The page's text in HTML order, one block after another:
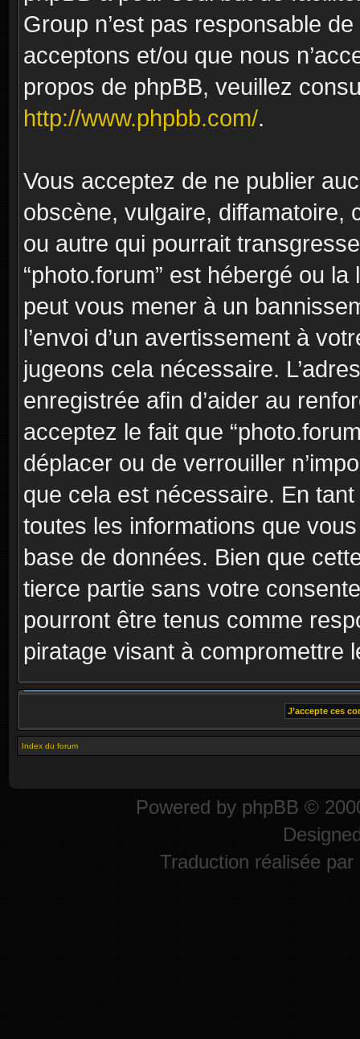
Group n’est pas responsable
acceptons et/ou que nous
propos de phpBB, veuillez
http://www.phpbb.com/.
Vous acceptez de ne publier
obscène, vulgaire, diffamatoire,
ou autre qui pourrait
“photo.forum” est hébergé ou
peut vous mener à un
l’envoi d’un avertissement à
jugeons cela nécessaire.
enregistrée afin d’aider au
acceptez le fait que
déplacer ou de verrouiller
que cela est nécessaire. En
toutes les informations que
base de données. Bien que
tierce partie sans votre
pourront être tenus comme
piratage visant à compromettre
Index du forum
Powered by phpBB ©
Traduction réalisée par